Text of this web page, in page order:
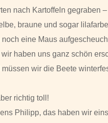
nach Kartoffeln gegraben
braune und sogar
eine Maus
haben uns ganz schön
wir die Beete
richtig toll!
Philipp, das haben wir